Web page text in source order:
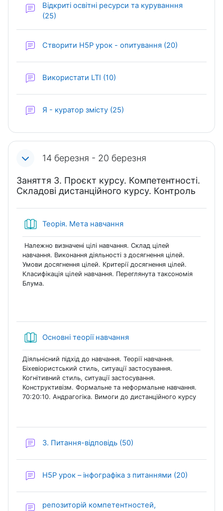
Відкриті освітні ресурси та куруванння
(25)
Створити H5P урок - опитування (20)
Використати LTI (10)
Я - куратор змісту (25)
14 березня - 20 березня
Заняття 3. Проєкт курсу. Компетентності.
Складові дистанційного курсу. Контроль
Теорія. Мета навчання
Належно визначені цілі навчання. Склад цілей
навчання. Виконання діяльності з досягнення цілей.
Умови досягнення цілей. Критерії досягнення цілей.
Класифікація цілей навчання. Переглянута таксономія
Блума.
Основні теорії навчання
Діяльнісний підхід до навчання. Теорії навчання.
Біхевіористський стиль, ситуації застосування.
Когнітивний стиль, ситуації застосування.
Конструктивізм. Формальне та неформальне навчання.
70:20:10. Андрагогіка. Вимоги до дистанційного курсу
3. Питання-відповідь (50)
H5P урок – інфографіка з питаннями (20)
репозиторій компетентностей,